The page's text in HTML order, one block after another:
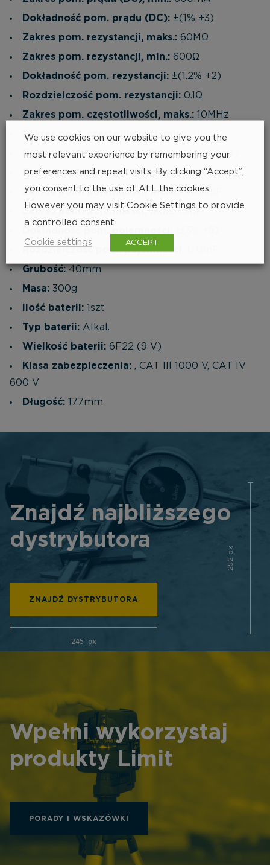
Dokładność pom. prądu (DC): ±(1% +3)
Zakres pom. rezystancji, maks.: 60MΩ
Zakres pom. rezystancji, min.: 600Ω
Dokładność pom. rezystancji: ±(1.2% +2)
Rozdzielczość pom. rezystancji: 0.1Ω
Zakres pom. częstotliwości, maks.: 10MHz
Zakres pom. częstotliwości, min.:10Hz
Dokładność pom. częstotliwości:±(0.1% +4)
Rozdzielczość pom. częstotliwości: 0.001Hz
Zakres pom. pojemności, maks.:4000µF
Zakres pom. pojemności, min.:40nF
Rozdzielczość pom. pojemności:
Grubość:40mm
Masa: 300g
Ilość baterii: 1szt
Typ baterii: Alkal.
Wielkość baterii: 6F22 (9 V)
Klasa zabezpieczenia: , CAT III 1000 V, CAT IV
600 V
Długość: 177mm
Znajdź najbliższego
dystrybutora
ZNAJDŹ DYSTRYBUTORA
245 px
252 px
Wpełni wykorzystaj
produkty Limit
PORADY I WSKAZÓWKI
We use cookies on our website to give you the
most relevant experience by remembering your
preferences and repeat visits. By clicking “Accept”,
you consent to the use of ALL the cookies.
However you may visit Cookie Settings to provide
a controlled consent.
Cookie settings ACCEPT